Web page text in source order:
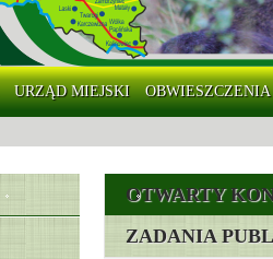
URZĄD MIEJSKI OBWIESZCZENIA
OTWARTY
ZADANIA